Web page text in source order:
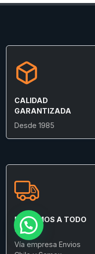
CALIDAD
GARANTIZADA
Desde 1985
ENVIAMOS A TODO
CHILE
Vía empresa Envios